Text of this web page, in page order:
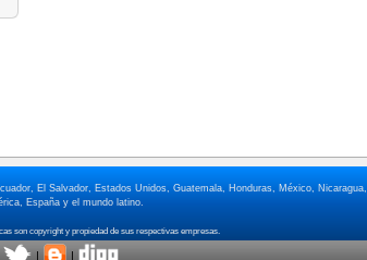
El Salvador, Estados Unidos, Guatemala, Honduras, México, Nicaragua,
España y el mundo latino.
| |